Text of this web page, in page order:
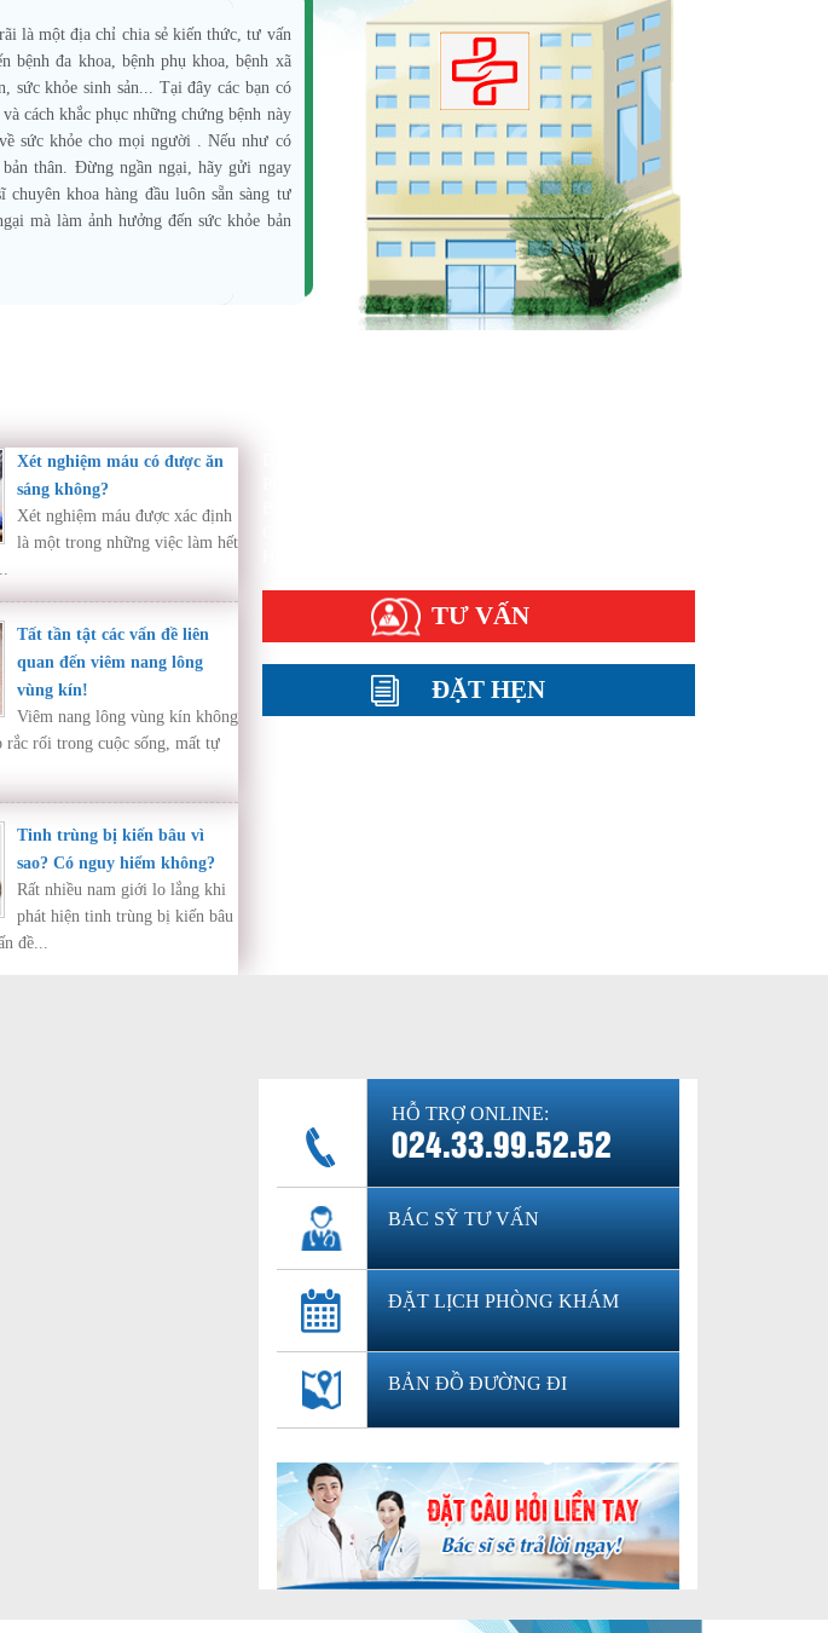
là một địa chỉ chia sẻ kiến thức, tư vấn
bệnh đa khoa, bệnh phụ khoa, bệnh xã
sức khỏe sinh sản... Tại đây các bạn có
cách khắc phục những chứng bệnh này
sức khỏe cho mọi người . Nếu như có
thân. Đừng ngần ngại, hãy gửi ngay
khoa hàng đầu luôn sẵn sàng tư
mà làm ảnh hưởng đến sức khỏe bản
Xét nghiệm máu có được ăn
sáng không?
Xét nghiệm máu được xác định
là một trong những việc làm hết
Tất tần tật các vấn đề liên
quan đến viêm nang lông
vùng kín!
Viêm nang lông vùng kín không
rắc rối trong cuộc sống, mất tự
Tinh trùng bị kiến bâu vì
sao? Có nguy hiểm không?
Rất nhiều nam giới lo lắng khi
phát hiện tinh trùng bị kiến bâu
đề...
TƯ VẤN
ĐẶT HẸN
HỖ TRỢ ONLINE:
024.33.99.52.52
BÁC SỸ TƯ VẤN
ĐẶT LỊCH PHÒNG KHÁM
BẢN ĐỒ ĐƯỜNG ĐI